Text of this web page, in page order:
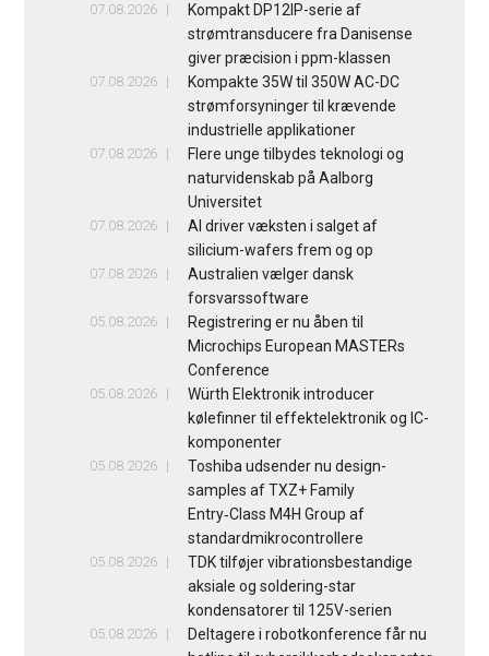
07.08.2026
Kompakt DP12IP-serie af
strømtransducere fra Danisense
giver præcision i ppm-klassen
07.08.2026
Kompakte 35W til 350W AC-DC
strømforsyninger til krævende
industrielle applikationer
07.08.2026
Flere unge tilbydes teknologi og
naturvidenskab på Aalborg
Universitet
07.08.2026
AI driver væksten i salget af
silicium-wafers frem og op
07.08.2026
Australien vælger dansk
forsvarssoftware
05.08.2026
Registrering er nu åben til
Microchips European MASTERs
Conference
05.08.2026
Würth Elektronik introducer
kølefinner til effektelektronik og IC-
komponenter
05.08.2026
Toshiba udsender nu design-
samples af TXZ+ Family
Entry‑Class M4H Group af
standardmikrocontrollere
05.08.2026
TDK tilføjer vibrationsbestandige
aksiale og soldering-star
kondensatorer til 125V-serien
05.08.2026
Deltagere i robotkonference får nu